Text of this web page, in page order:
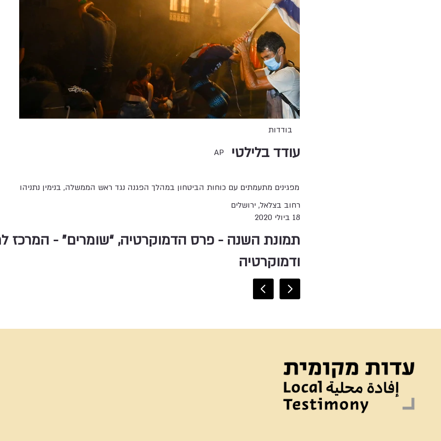
בודדות
עודד בלילטי AP
מפגינים מתעמתים עם כוחות הביטחון במהלך הפגנה נגד ראש הממשלה, בנימין נתניהו
רחוב בצלאל, ירושלים
18 ביולי 2020
תמונת השנה - פרס הדמוקרטיה, “שומרים” - המרכז
ודמוקרטיה